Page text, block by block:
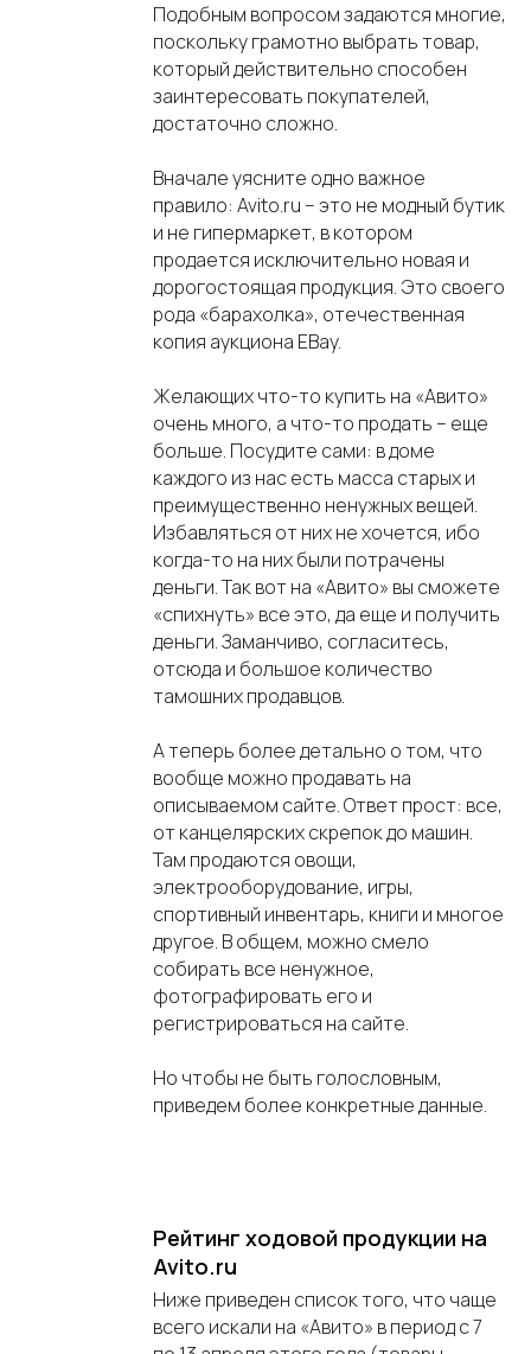
Подобным вопросом задаются многие,
поскольку грамотно выбрать товар,
который действительно способен
заинтересовать покупателей,
достаточно сложно.
Вначале уясните одно важное
правило: Avito.ru – это не модный бутик
и не гипермаркет, в котором
продается исключительно новая и
дорогостоящая продукция. Это своего
рода «барахолка», отечественная
копия аукциона EBay.
Желающих что-то купить на «Авито»
очень много, а что-то продать – еще
больше. Посудите сами: в доме
каждого из нас есть масса старых и
преимущественно ненужных вещей.
Избавляться от них не хочется, ибо
когда-то на них были потрачены
деньги. Так вот на «Авито» вы сможете
«спихнуть» все это, да еще и получить
деньги. Заманчиво, согласитесь,
отсюда и большое количество
тамошних продавцов.
А теперь более детально о том, что
вообще можно продавать на
описываемом сайте. Ответ прост: все,
от канцелярских скрепок до машин.
Там продаются овощи,
электрооборудование, игры,
спортивный инвентарь, книги и многое
другое. В общем, можно смело
собирать все ненужное,
фотографировать его и
регистрироваться на сайте.
Но чтобы не быть голословным,
приведем более конкретные данные.
Рейтинг ходовой продукции на
Avito.ru
Ниже приведен список того, что чаще
всего искали на «Авито» в период с 7